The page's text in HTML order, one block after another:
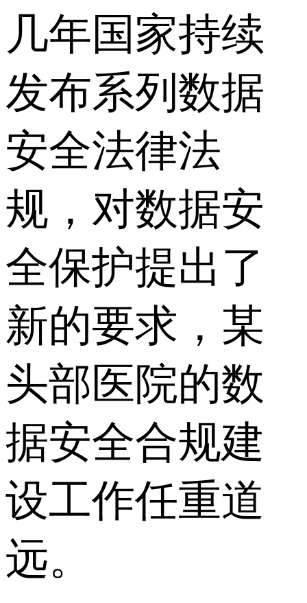
几年国家持续
发布系列数据
安全法律法
规，对数据安
全保护提出了
新的要求，某
头部医院的数
据安全合规建
设工作任重道
远。